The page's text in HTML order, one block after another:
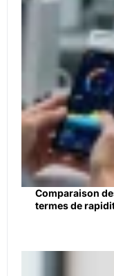
Comparaison
termes de